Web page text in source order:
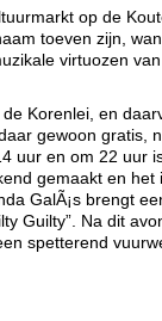
op de
toeven zijn,
virtuozen
Korenlei, en
gewoon gratis,
uur en om 22 uur
gemaakt en het
GalÃ¡s brengt
Guilty”. Na dit
spetterend